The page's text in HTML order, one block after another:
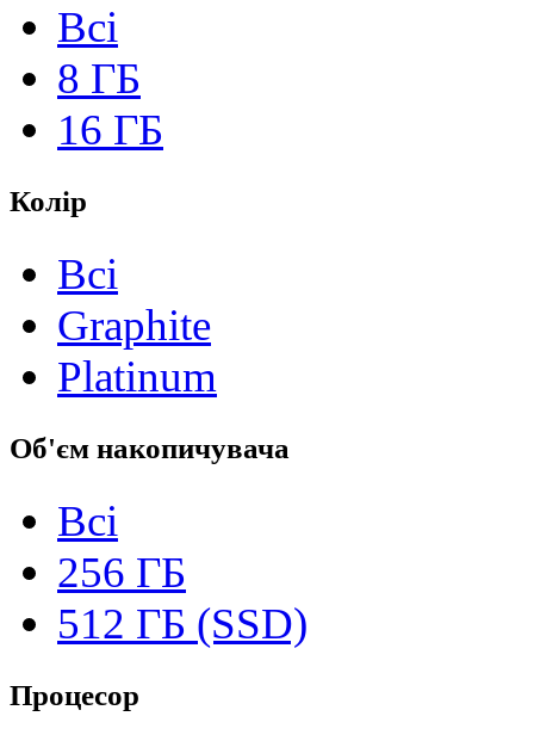
Всі
8 ГБ
16 ГБ
Колір
Всі
Graphite
Platinum
Об'єм накопичувача
Всі
256 ГБ
512 ГБ (SSD)
Процесор